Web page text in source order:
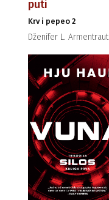
puti
Krv i pepeo 2
Dženifer L. Armentraut